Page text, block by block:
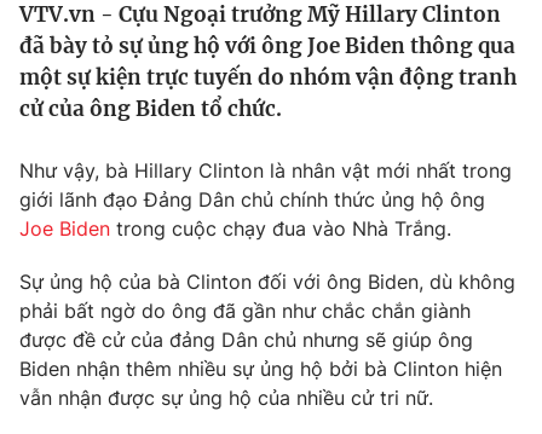
Thế giới
Tin tức
Thế giới đó đây
Câu chuyện quốc tế
Tài chính
Thị trường
Góc doanh nghiệp
Dữ liệu và đời sống
Truyền hình
Phim VTV
Hậu trường
Giải trí
Điện ảnh
VTV.vn - Cựu Ngoại trưởng Mỹ Hillary Clinton
đã bày tỏ sự ủng hộ với ông Joe Biden thông qua
một sự kiện trực tuyến do nhóm vận động tranh
cử của ông Biden tổ chức.
Như vậy, bà Hillary Clinton là nhân vật mới nhất trong
giới lãnh đạo Đảng Dân chủ chính thức ủng hộ ông
Joe Biden trong cuộc chạy đua vào Nhà Trắng.
Sự ủng hộ của bà Clinton đối với ông Biden, dù không
phải bất ngờ do ông đã gần như chắc chắn giành
được đề cử của đảng Dân chủ nhưng sẽ giúp ông
Biden nhận thêm nhiều sự ủng hộ bởi bà Clinton hiện
vẫn nhận được sự ủng hộ của nhiều cử tri nữ.